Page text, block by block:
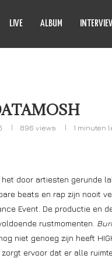
LIVE ALBUM
896 views 1 minuten
door artiesten gerunde
beats en rap zijn nooit
Event. De productie en
rustmomenten.
niet genoeg zijn heeft
ervoor dat er alle